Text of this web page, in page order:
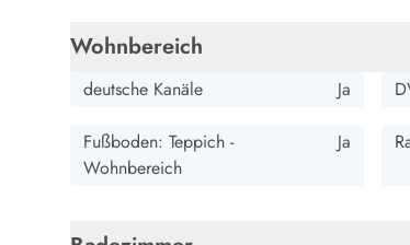
Weihnachten in Dänemark
Wikinger in Dänemark
Wohnbereich
deutsche Kanäle Ja
Fußboden: Teppich -
Wohnbereich
Ja